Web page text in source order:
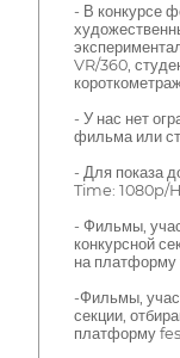
- В конкурсе
VR/360,
- У нас нет
фильма или
- Для показа
Time: 1080p/
- Фильмы,
конкурсной
на
-Фильмы,
секции,
платформу